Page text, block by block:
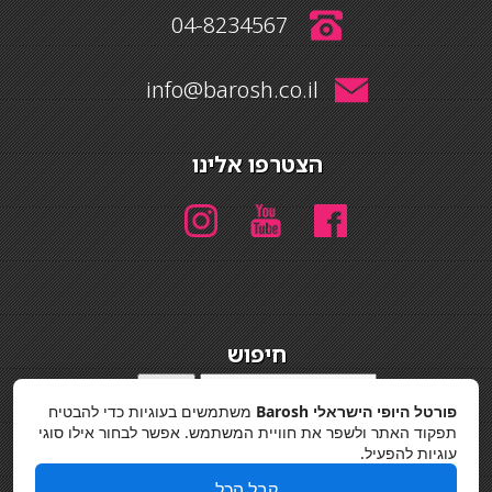
04-8234567
info@barosh.co.il
הצטרפו אלינו
חיפוש
מדיניות פרטיות
פורטל היופי הישראלי Barosh
משתמשים בעוגיות כדי להבטיח
תפקוד האתר ולשפר את חוויית המשתמש. אפשר לבחור אילו סוגי
עוגיות להפעיל.